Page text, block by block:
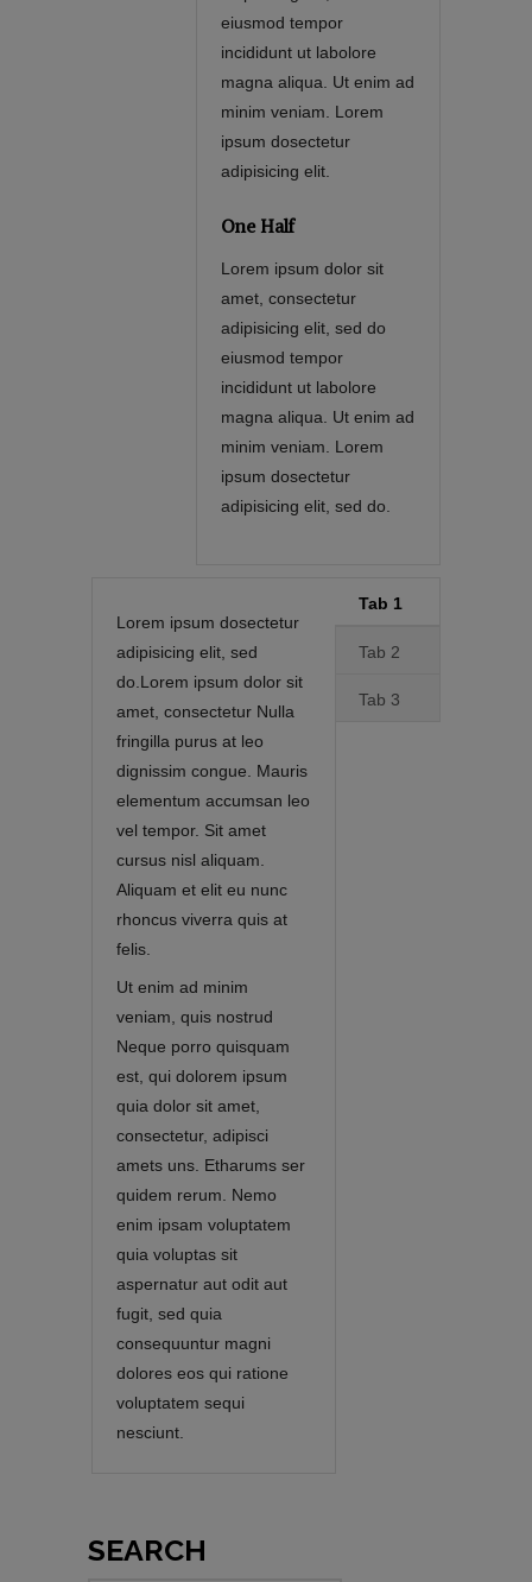
eiusmod tempor
incididunt ut labolore
magna aliqua. Ut enim ad
minim veniam. Lorem
ipsum dosectetur
adipisicing elit.
One Half
Lorem ipsum dolor sit
amet, consectetur
adipisicing elit, sed do
eiusmod tempor
incididunt ut labolore
magna aliqua. Ut enim ad
minim veniam. Lorem
ipsum dosectetur
adipisicing elit, sed do.
Tab 1
Tab 2
Tab 3
Lorem ipsum dosectetur
adipisicing elit, sed
do.Lorem ipsum dolor sit
amet, consectetur Nulla
fringilla purus at leo
dignissim congue. Mauris
elementum accumsan leo
vel tempor. Sit amet
cursus nisl aliquam.
Aliquam et elit eu nunc
rhoncus viverra quis at
felis.
Ut enim ad minim
veniam, quis nostrud
Neque porro quisquam
est, qui dolorem ipsum
quia dolor sit amet,
consectetur, adipisci
amets uns. Etharums ser
quidem rerum. Nemo
enim ipsam voluptatem
quia voluptas sit
aspernatur aut odit aut
fugit, sed quia
consequuntur magni
dolores eos qui ratione
voluptatem sequi
nesciunt.
SEARCH